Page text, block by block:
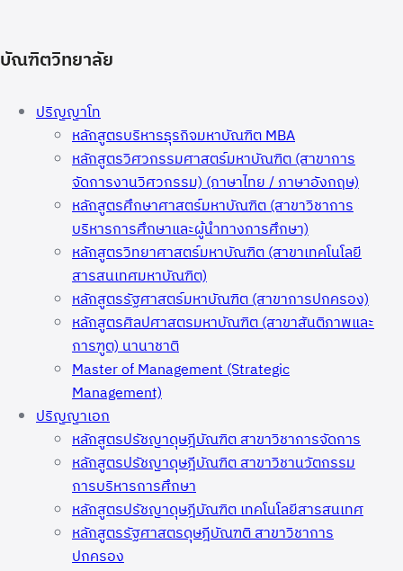
บัณฑิตวิทยาลัย
ปริญญาโท
หลักสูตรบริหารธุรกิจมหาบัณฑิต MBA
หลักสูตรวิศวกรรมศาสตร์มหาบัณฑิต (สาขาการ
จัดการงานวิศวกรรม) (ภาษาไทย / ภาษาอังกฤษ)
หลักสูตรศึกษาศาสตร์มหาบัณฑิต (สาขาวิชาการ
บริหารการศึกษาและผู้นำทางการศึกษา)
หลักสูตรวิทยาศาสตร์มหาบัณฑิต (สาขาเทคโนโลยี
สารสนเทศมหาบัณฑิต)
หลักสูตรรัฐศาสตร์มหาบัณฑิต (สาขาการปกครอง)
หลักสูตรศิลปศาสตรมหาบัณฑิต (สาขาสันติภาพและ
การฑูต) นานาชาติ
Master of Management (Strategic
Management)
ปริญญาเอก
หลักสูตรปรัชญาดุษฎีบัณฑิต สาขาวิชาการจัดการ
หลักสูตรปรัชญาดุษฎีบัณฑิต สาขาวิชานวัตกรรม
การบริหารการศึกษา
หลักสูตรปรัชญาดุษฎีบัณฑิต เทคโนโลยีสารสนเทศ
หลักสูตรรัฐศาสตรดุษฎีบัณฑติ สาขาวิชาการ
ปกครอง